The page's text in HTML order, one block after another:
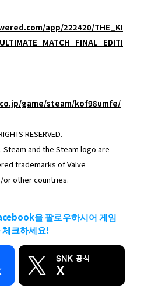
app/222420/THE_KI
game/steam/kof98umfe/
RESERVED.
and the Steam logo are
trademarks of Valve
or other countries.
을 팔로우하시어 게임
체크하세요!